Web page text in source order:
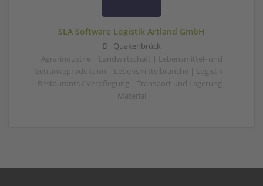
SLA Software Logistik Artland GmbH
Quakenbrück
Agrarindustrie | Landwirtschaft | Lebensmittel- und
Getränkeproduktion | Lebensmittelbranche | Logistik |
Restaurants / Verpflegung | Transport und Lagerung -
Material